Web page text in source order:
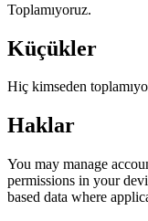
Toplamıyoruz.
Küçükler
Hiç kimseden
Haklar
You may manage
permissions in your
based data where